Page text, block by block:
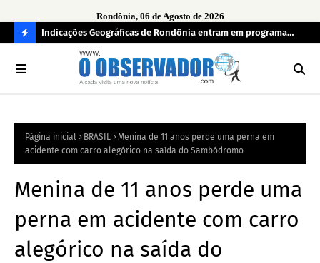
Rondônia, 06 de Agosto de 2026
O
R
Indicações Geográficas de Rondônia entram em programa
internacional para acelerar negócios
Página inicial BRASIL
Menina de 11 anos perde uma perna em
acidente com carro alegórico na saída do Sambódromo
Menina de 11 anos perde uma
perna em acidente com carro
alegórico na saída do